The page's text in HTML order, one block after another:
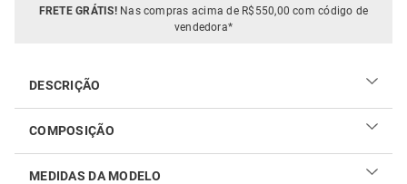
FRETE GRÁTIS!Nas compras acima de R$550,00 com código de
vendedora*
DESCRIÇÃO
COMPOSIÇÃO
MEDIDAS DA MODELO